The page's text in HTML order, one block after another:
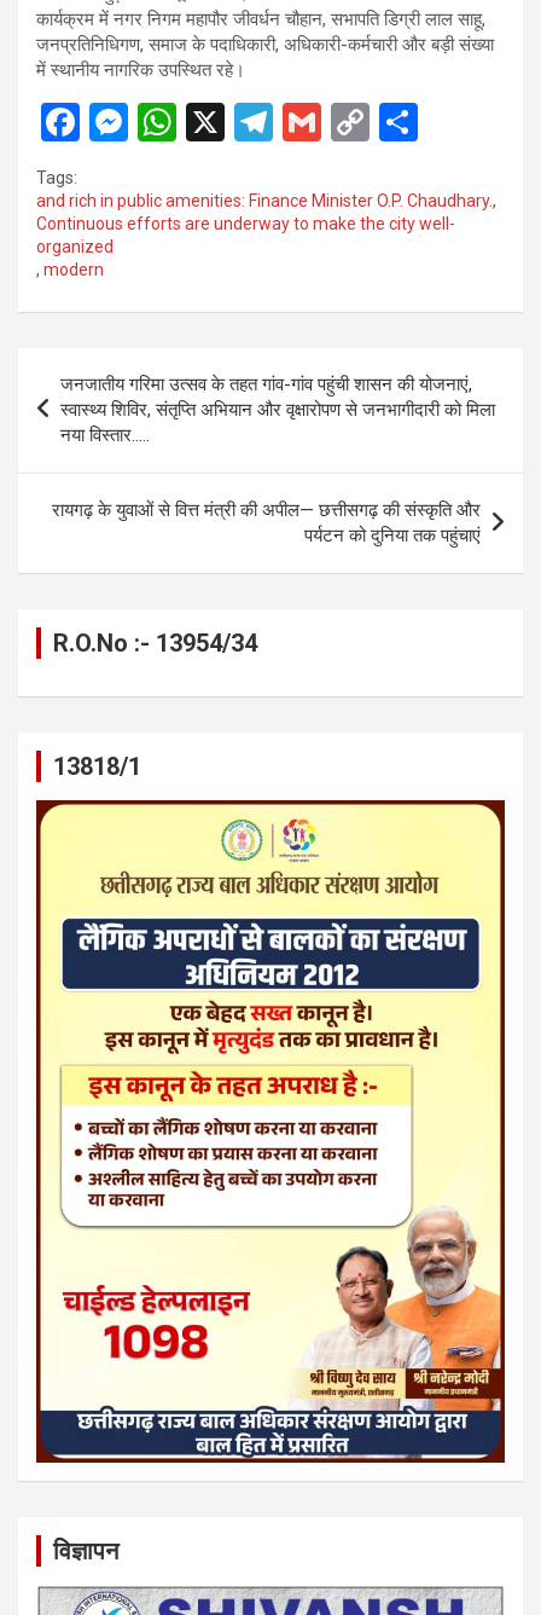
कार्यक्रम में नगर निगम महापौर जीवर्धन चौहान, सभापति डिग्री लाल साहू,
जनप्रतिनिधिगण, समाज के पदाधिकारी, अधिकारी-कर्मचारी और बड़ी संख्या
में स्थानीय नागरिक उपस्थित रहे।
F
ce
b
o
o
M
se
n
er
W
at
s
p
X
T
e
gr
m
G
ail
C
py
Li
k
ar
e
Tags:
and rich in public amenities: Finance Minister O.P. Chaudhary.,
Continuous efforts are underway to make the city well-
organized
, modern
navigation
जनजातीय गरिमा उत्सव के तहत गांव-गांव पहुंची शासन की योजनाएं,
स्वास्थ्य शिविर, संतृप्ति अभियान और वृक्षारोपण से जनभागीदारी को मिला
नया विस्तार…..
रायगढ़ के युवाओं से वित्त मंत्री की अपील— छत्तीसगढ़ की संस्कृति और
पर्यटन को दुनिया तक पहुंचाएं
R.O.No :- 13954/34
13818/1
विज्ञापन